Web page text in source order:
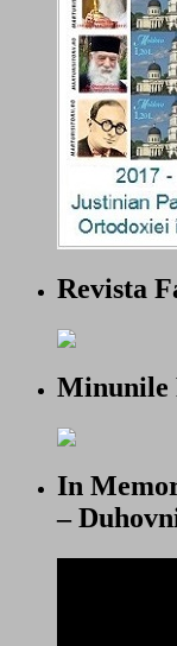
Revista
Minunile
In
–